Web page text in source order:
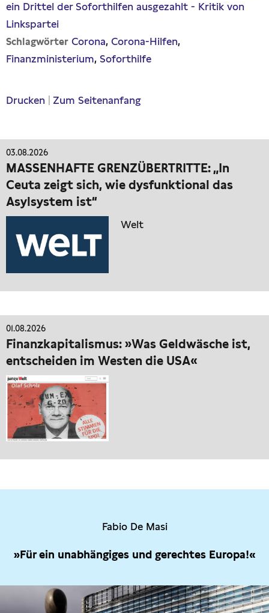
ein Drittel der Soforthilfen ausgezahlt - Kritik von
Linkspartei
Schlagwörter Corona Corona-Hilfen
Finanzministerium Soforthilfe
Drucken Zum Seitenanfang
03.08.2026
MASSENHAFTE GRENZÜBERTRITTE: „In
Ceuta zeigt sich, wie dysfunktional das
Asylsystem ist“
Welt
01.08.2026
Finanzkapitalismus: »Was Geldwäsche ist,
entscheiden im Westen die USA«
Fabio De Masi
»Für ein unabhängiges und gerechtes Europa!«